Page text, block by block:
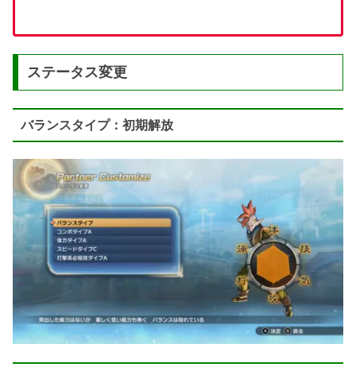
ステータス変更
バランスタイプ：初期解放